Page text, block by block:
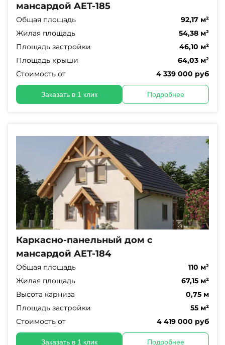
мансардой AET-185
Общая площадь
92,17 м²
Жилая площадь
54,38 м²
Площадь застройки
46,10 м²
Площадь крыши
64,03 м²
Стоимость от
4 339 000 руб
Заказать в 1 клик Подробнее
Каркасно-панельный дом с
мансардой AET-184
Общая площадь
110 м²
Жилая площадь
67,15 м²
Высота карниза
0,75 м
Площадь застройки
55 м²
Стоимость от
4 419 000 руб
Заказать в 1 клик Подробнее